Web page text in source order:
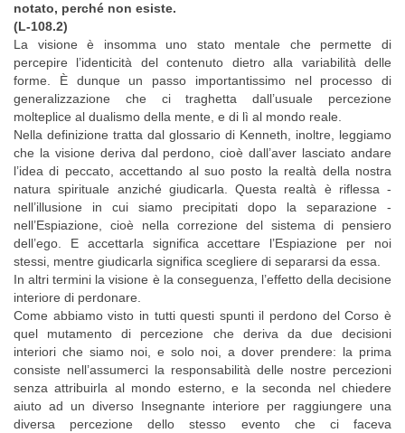
notato, perché non esiste.
(L-108.2)
La visione è insomma uno stato mentale che permette di
percepire l’identicità del contenuto dietro alla variabilità delle
forme. È dunque un passo importantissimo nel processo di
generalizzazione che ci traghetta dall’usuale percezione
molteplice al dualismo della mente, e di lì al mondo reale.
Nella definizione tratta dal glossario di Kenneth, inoltre, leggiamo
che la visione deriva dal perdono, cioè dall’aver lasciato andare
l’idea di peccato, accettando al suo posto la realtà della nostra
natura spirituale anziché giudicarla. Questa realtà è riflessa -
nell’illusione in cui siamo precipitati dopo la separazione -
nell’Espiazione, cioè nella correzione del sistema di pensiero
dell’ego. E accettarla significa accettare l’Espiazione per noi
stessi, mentre giudicarla significa scegliere di separarsi da essa.
In altri termini la visione è la conseguenza, l’effetto della decisione
interiore di perdonare.
Come abbiamo visto in tutti questi spunti il perdono del Corso è
quel mutamento di percezione che deriva da due decisioni
interiori che siamo noi, e solo noi, a dover prendere: la prima
consiste nell’assumerci la responsabilità delle nostre percezioni
senza attribuirla al mondo esterno, e la seconda nel chiedere
aiuto ad un diverso Insegnante interiore per raggiungere una
diversa percezione dello stesso evento che ci faceva